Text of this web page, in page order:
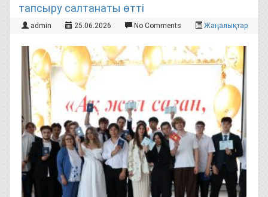
тапсыру салтанаты өтті
admin 25.06.2026 No Comments Жаңалықтар